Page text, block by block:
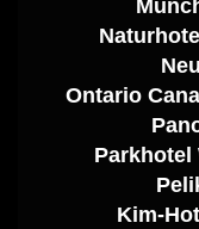
Ontario
Parkhotel
Kim-